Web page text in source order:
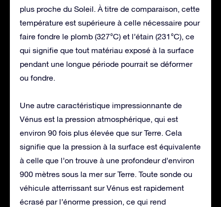
plus proche du Soleil. À titre de comparaison, cette
température est supérieure à celle nécessaire pour
faire fondre le plomb (327°C) et l’étain (231°C), ce
qui signifie que tout matériau exposé à la surface
pendant une longue période pourrait se déformer
ou fondre.
Une autre caractéristique impressionnante de
Vénus est la pression atmosphérique, qui est
environ 90 fois plus élevée que sur Terre. Cela
signifie que la pression à la surface est équivalente
à celle que l’on trouve à une profondeur d’environ
900 mètres sous la mer sur Terre. Toute sonde ou
véhicule atterrissant sur Vénus est rapidement
écrasé par l’énorme pression, ce qui rend